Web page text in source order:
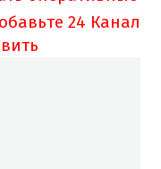
24 Канал